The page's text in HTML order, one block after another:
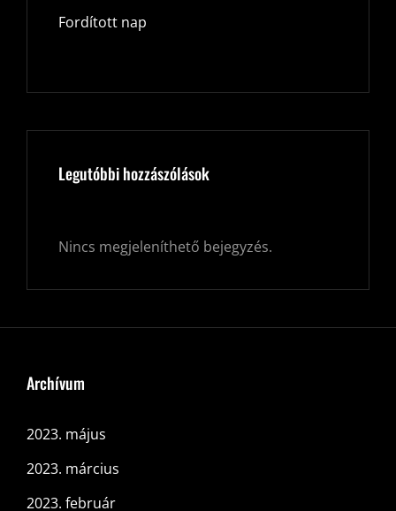
Fordított nap
Legutóbbi hozzászólások
Nincs megjeleníthető bejegyzés.
Archívum
2023. május
2023. március
2023. február